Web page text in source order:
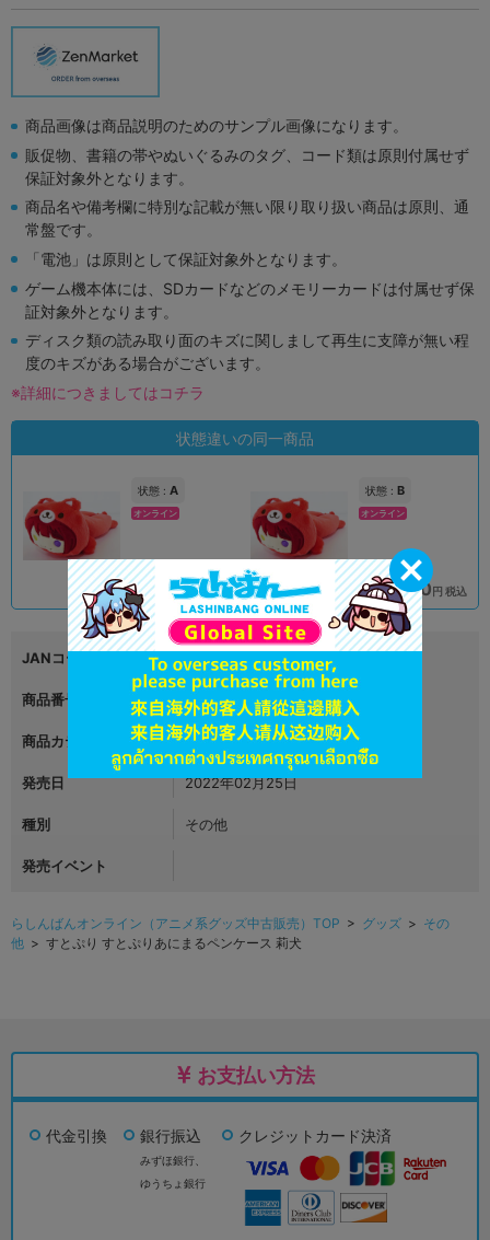
商品画像は商品説明のためのサンプル画像になります。
販促物、書籍の帯やぬいぐるみのタグ、コード類は原則付属せず
保証対象外となります。
商品名や備考欄に特別な記載が無い限り取り扱い商品は原則、通
常盤です。
「電池」は原則として保証対象外となります。
ゲーム機本体には、SDカードなどのメモリーカードは付属せず保
証対象外となります。
ディスク類の読み取り面のキズに関しまして再生に支障が無い程
度のキズがある場合がございます。
※詳細につきましてはコチラ
状態違いの同一商品
状態 : A
オンライン
在庫あり 1,890 円 税込
状態 : B
オンライン
在庫あり 1,790円 税込
JANコード 4580642974366
商品番号 L07184593
商品カテゴリ グッズ
発売日 2022年02月25日
種別 その他
発売イベント
らしんばんオンライン（アニメ系グッズ中古販売）TOP > グッズ > その
他 > すとぷり すとぷりあにまるペンケース 莉犬
お支払い方法
代金引換 銀行振込
みずほ銀行、
ゆうちょ銀行
クレジットカード決済